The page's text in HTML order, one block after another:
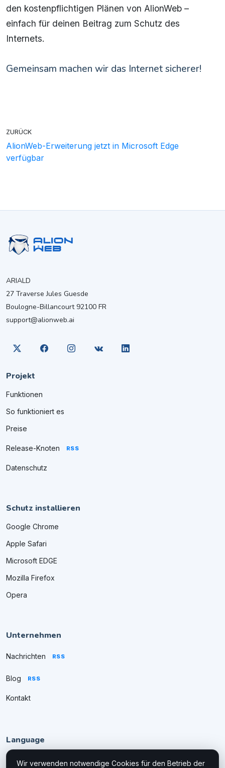
den kostenpflichtigen Plänen von AlionWeb –
einfach für deinen Beitrag zum Schutz des
Internets.
Gemeinsam machen wir das Internet sicherer!
ZURÜCK
AlionWeb-Erweiterung jetzt in Microsoft Edge
verfügbar
ARIALD
27 Traverse Jules Guesde
Boulogne-Billancourt 92100 FR
support@alionweb.ai
Projekt
Funktionen
So funktioniert es
Preise
Release-Knoten RSS
Datenschutz
Schutz installieren
Google Chrome
Apple Safari
Microsoft EDGE
Mozilla Firefox
Opera
Unternehmen
Nachrichten RSS
Blog RSS
Kontakt
Language
Wir verwenden notwendige Cookies für den Betrieb der